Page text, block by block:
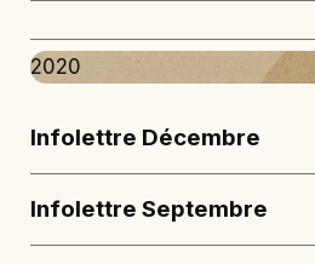
2020
Infolettre Décembre
Infolettre Septembre